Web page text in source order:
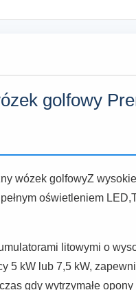
golfowy
wózek golfowyZ
oświetleniem
litowymi o
5 kW lub 7,5 kW,
gdy wytrzymałe opony